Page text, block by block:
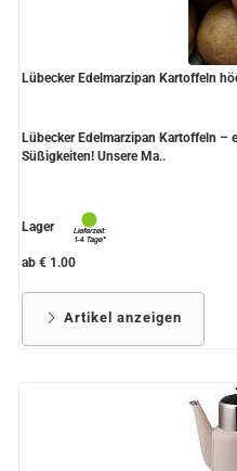
Lübecker Edelmarzipan Kartoffeln
Lübecker Edelmarzipan Kartoffeln –
Süßigkeiten! Unsere Ma..
Lager
ab € 1.00
Artikel anzeigen